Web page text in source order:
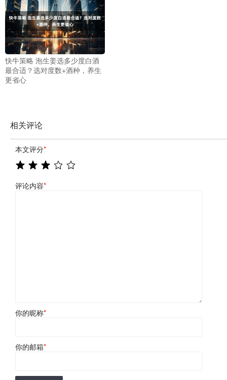
快牛策略 泡生姜选多少度白酒
最合适？选对度数+酒种，养生
更省心
相关评论
本文评分*
评论内容*
你的昵称*
你的邮箱*